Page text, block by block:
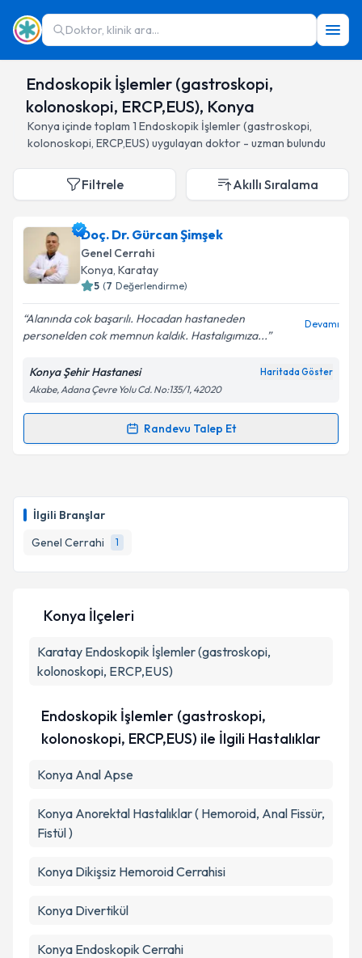
Doktor, klinik ara...
Endoskopik İşlemler (gastroskopi,
kolonoskopi, ERCP,EUS), Konya
Konya içinde toplam 1 Endoskopik İşlemler (gastroskopi,
kolonoskopi, ERCP,EUS) uygulayan doktor - uzman bulundu
İlgili Branşlar
Genel Cerrahi
1
Filtrele Akıllı Sıralama
Doç. Dr. Gürcan Şimşek
Genel Cerrahi
Konya, Karatay
5 (7 Değerlendirme)
Alanında cok başarılı. Hocadan hastaneden
personelden cok memnun kaldık. Hastalıgımıza...
Devamı
Konya Şehir Hastanesi Haritada Göster
Akabe, Adana Çevre Yolu Cd. No:135/1, 42020
Randevu Talep Et
Randevu Takvimi Talebi
takvim hazırlandığında e-posta ile bilgilendireceğiz.
E-posta Adresiniz
Metni'ni okudum ve kişisel verilerimin belirtilen
kapsamda işlenmesini kabul ediyorum.
Takvim Talebini Gönder
Konya İlçeleri
Karatay Endoskopik İşlemler (gastroskopi,
kolonoskopi, ERCP,EUS)
Endoskopik İşlemler (gastroskopi,
kolonoskopi, ERCP,EUS) ile İlgili Hastalıklar
Konya Anal Apse
Konya Anorektal Hastalıklar ( Hemoroid, Anal Fissür,
Fistül )
Konya Dikişsiz Hemoroid Cerrahisi
Konya Divertikül
Konya Endoskopik Cerrahi